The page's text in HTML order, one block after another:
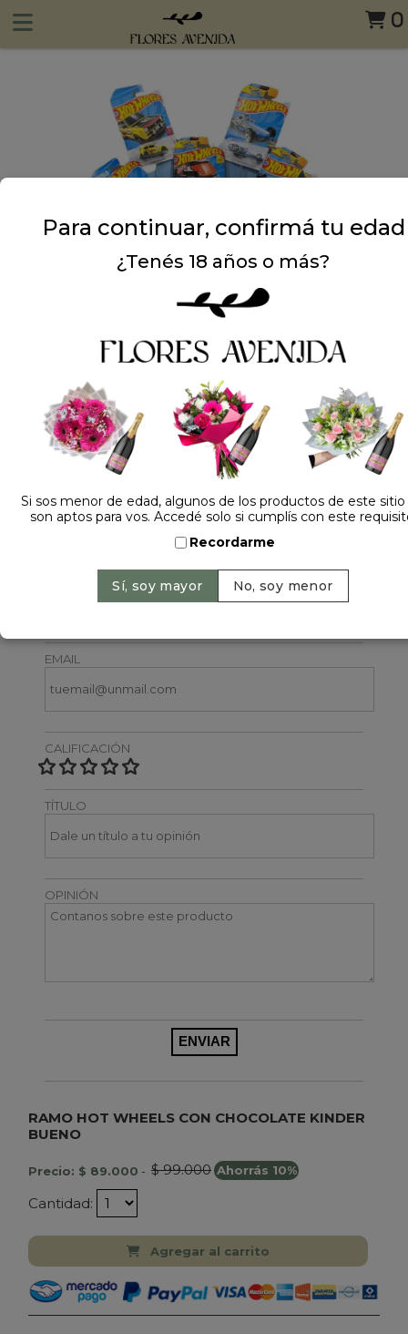
0
Dejá tu opinión
NOMBRE
EMAIL
CALIFICACIÓN
TÍTULO
OPINIÓN
RAMO HOT WHEELS CON CHOCOLATE KINDER
BUENO
Precio: $ 89.000 - $ 99.000 Ahorrás 10%
Cantidad:
Agregar al carrito
Para continuar, confirmá tu edad
¿Tenés 18 años o más?
Si sos menor de edad, algunos de los productos de este
son aptos para vos. Accedé solo si cumplís con este
Recordarme